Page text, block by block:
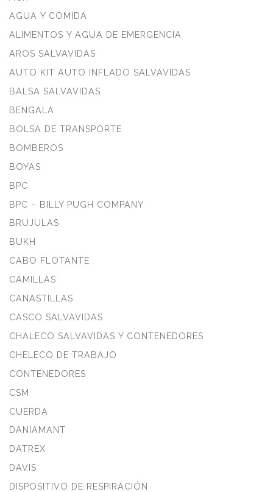
AGUA Y COMIDA
ALIMENTOS Y AGUA DE EMERGENCIA
AROS SALVAVIDAS
AUTO KIT AUTO INFLADO SALVAVIDAS
BALSA SALVAVIDAS
BENGALA
BOLSA DE TRANSPORTE
BOMBEROS
BOYAS
BPC
BPC – BILLY PUGH COMPANY
BRUJULAS
BUKH
CABO FLOTANTE
CAMILLAS
CANASTILLAS
CASCO SALVAVIDAS
CHALECO SALVAVIDAS Y CONTENEDORES
CHELECO DE TRABAJO
CONTENEDORES
CSM
CUERDA
DANIAMANT
DATREX
DAVIS
DISPOSITIVO DE RESPIRACIÓN